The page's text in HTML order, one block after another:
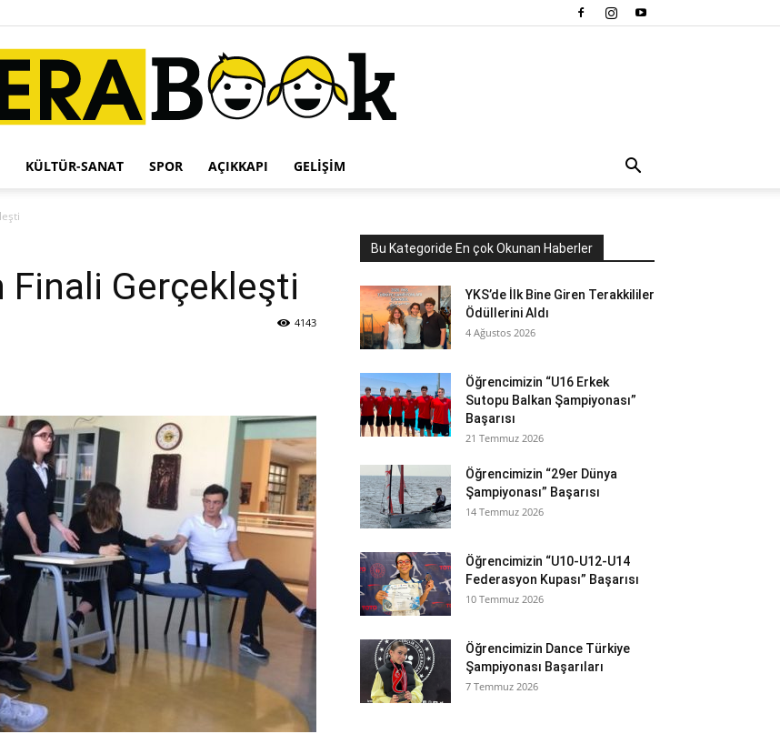
KÜLTÜR-SANAT SPOR AÇIKKAPI GELIŞIM
Gerçekleşti
4143
Bu Kategoride En çok Okunan Haberler
YKS’de İlk Bine Giren Terakkililer
Ödüllerini Aldı
4 Ağustos 2026
Öğrencimizin “U16 Erkek
Sutopu Balkan Şampiyonası”
Başarısı
21 Temmuz 2026
Öğrencimizin “29er Dünya
Şampiyonası” Başarısı
14 Temmuz 2026
Öğrencimizin “U10-U12-U14
Federasyon Kupası” Başarısı
10 Temmuz 2026
Öğrencimizin Dance Türkiye
Şampiyonası Başarıları
7 Temmuz 2026